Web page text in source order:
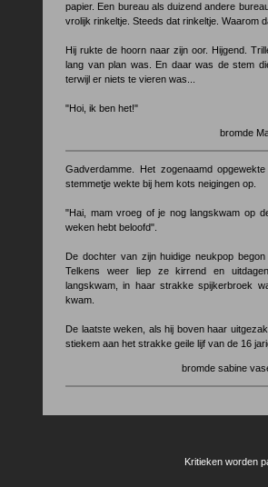
papier. Een bureau als duizend andere
vrolijk rinkeltje. Steeds dat rinkeltje. Waarom
Hij rukte de hoorn naar zijn oor. Hijgend.
lang van plan was. En daar was de stem
terwijl er niets te vieren was...
"Hoi, ik ben het!"
bromde
Gadverdamme. Het zogenaamd
stemmetje wekte bij hem kots neigingen op.
"Hai, mam vroeg of je nog langskwam op
weken hebt beloofd".
De dochter van zijn huidige neukpop
Telkens weer liep ze kirrend en
langskwam, in haar strakke spijkerbroek
kwam.
De laatste weken, als hij boven haar
stiekem aan het strakke geile lijf van de 16
bromde sabine
Kritieken worden